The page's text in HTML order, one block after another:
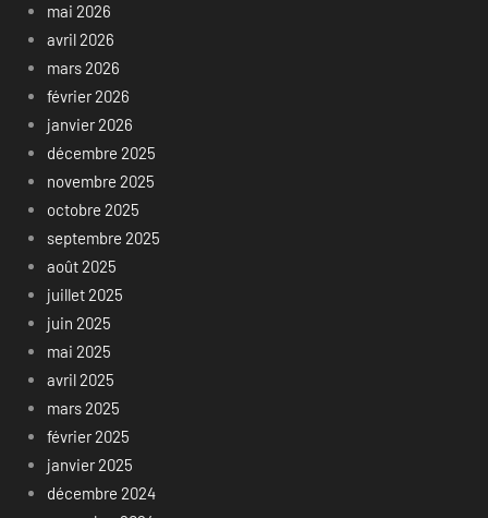
mai 2026
avril 2026
mars 2026
février 2026
janvier 2026
décembre 2025
novembre 2025
octobre 2025
septembre 2025
août 2025
juillet 2025
juin 2025
mai 2025
avril 2025
mars 2025
février 2025
janvier 2025
décembre 2024